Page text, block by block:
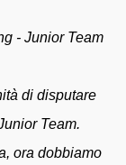
- Junior Team
di disputare
Team.
ora dobbiamo